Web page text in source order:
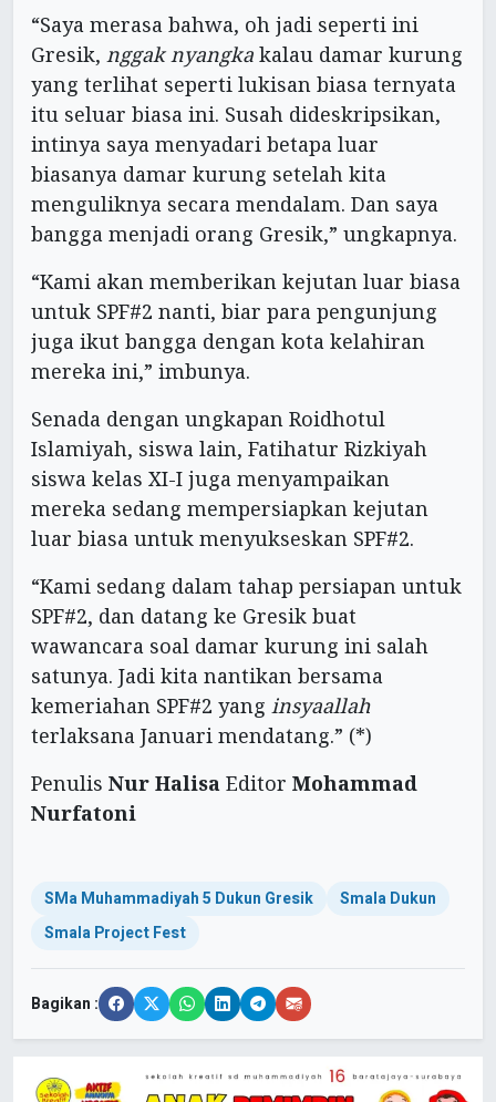
“Saya merasa bahwa, oh jadi seperti ini
Gresik, nggak nyangka kalau damar kurung
yang terlihat seperti lukisan biasa ternyata
itu seluar biasa ini. Susah dideskripsikan,
intinya saya menyadari betapa luar
biasanya damar kurung setelah kita
menguliknya secara mendalam. Dan saya
bangga menjadi orang Gresik,” ungkapnya.
“Kami akan memberikan kejutan luar biasa
untuk SPF#2 nanti, biar para pengunjung
juga ikut bangga dengan kota kelahiran
mereka ini,” imbunya.
Senada dengan ungkapan Roidhotul
Islamiyah, siswa lain, Fatihatur Rizkiyah
siswa kelas XI-I juga menyampaikan
mereka sedang mempersiapkan kejutan
luar biasa untuk menyukseskan SPF#2.
“Kami sedang dalam tahap persiapan untuk
SPF#2, dan datang ke Gresik buat
wawancara soal damar kurung ini salah
satunya. Jadi kita nantikan bersama
kemeriahan SPF#2 yang insyaallah
terlaksana Januari mendatang.” (*)
Penulis Nur Halisa Editor Mohammad
Nurfatoni
SMa Muhammadiyah 5 Dukun Gresik
Smala Dukun
Smala Project Fest
Bagikan :